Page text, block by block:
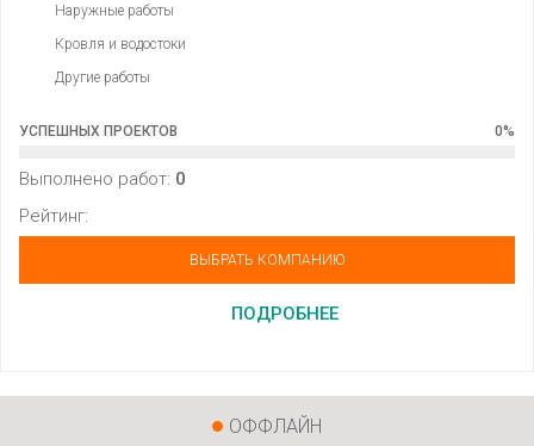
Наружные работы
Кровля и водостоки
Другие работы
УСПЕШНЫХ ПРОЕКТОВ 0%
Выполнено работ: 0
Рейтинг:
ВЫБРАТЬ КОМПАНИЮ
ПОДРОБНЕЕ
ОФФЛАЙН